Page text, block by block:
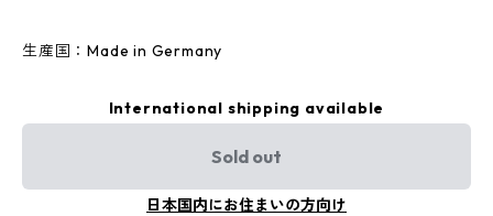
生産国：Made in Germany
International shipping available
Sold out
日本国内にお住まいの方向け